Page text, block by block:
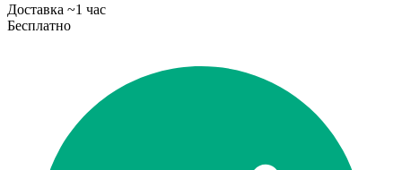
Доставка ~1 час
Бесплатно